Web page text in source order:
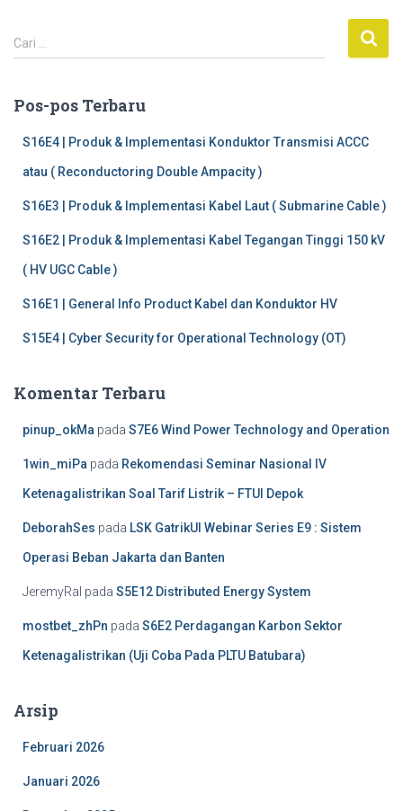
C
a
u
Cari …
Pos-pos Terbaru
S16E4 | Produk & Implementasi Konduktor Transmisi ACCC
atau ( Reconductoring Double Ampacity )
S16E3 | Produk & Implementasi Kabel Laut ( Submarine Cable )
S16E2 | Produk & Implementasi Kabel Tegangan Tinggi 150 kV
( HV UGC Cable )
S16E1 | General Info Product Kabel dan Konduktor HV
S15E4 | Cyber Security for Operational Technology (OT)
Komentar Terbaru
pinup_okMa pada S7E6 Wind Power Technology and Operation
1win_miPa pada Rekomendasi Seminar Nasional IV
Ketenagalistrikan Soal Tarif Listrik – FTUI Depok
DeborahSes pada LSK GatrikUI Webinar Series E9 : Sistem
Operasi Beban Jakarta dan Banten
JeremyRal pada S5E12 Distributed Energy System
mostbet_zhPn pada S6E2 Perdagangan Karbon Sektor
Ketenagalistrikan (Uji Coba Pada PLTU Batubara)
Arsip
Februari 2026
Januari 2026